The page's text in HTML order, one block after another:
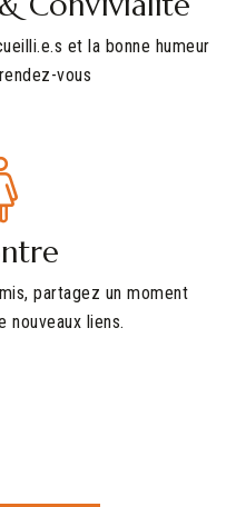
et la bonne humeur
vous
partagez un moment
nouveaux liens.